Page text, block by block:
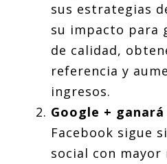
sus estrategias
su impacto para
de calidad,
referencia y
ingresos.
Google +
Facebook sigue
social con mayor